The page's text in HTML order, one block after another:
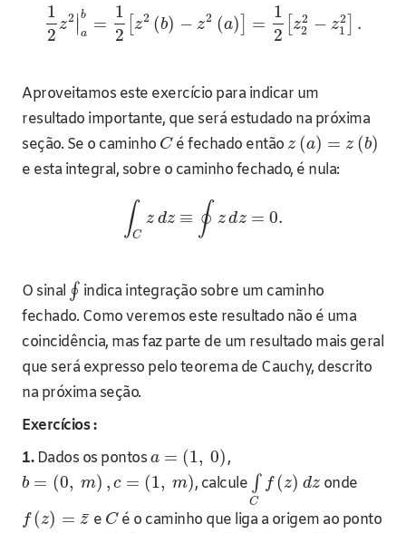
1
2
z2 ∣∣
b
a
=
1
2
z2 (b) − z2 (a) =
1
2
z2
2 − z2
1 .
Aproveitamos este exercício para indicar um
resultado importante, que será estudado na próxima
seção. Se o caminho Cé fechado entãoz (a) = z (b)
e esta integral, sobre o caminho fechado, é nula:
∫C
z dz ≡ ∮ zdz = 0.
O sinal ∮ indica integração sobre um caminho
fechado. Como veremos este resultado não é uma
coincidência, mas faz parte de um resultado mais geral
que será expresso pelo teorema de Cauchy, descrito
na próxima seção.
Exercícios :
1.Dados os pontos a = (1, 0),
b = (0, m) , c = (1, m), calcule ∫
C
f (z) dz onde
f (z) = z
¯ e Cé o caminho que liga a origem ao ponto